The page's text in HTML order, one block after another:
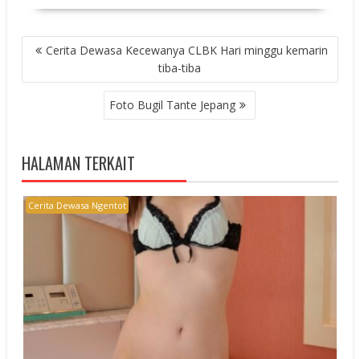
POST
NAVIGATION
Cerita Dewasa Kecewanya CLBK Hari minggu kemarin
tiba-tiba
Foto Bugil Tante Jepang
HALAMAN TERKAIT
Cerita Dewasa Ngentot